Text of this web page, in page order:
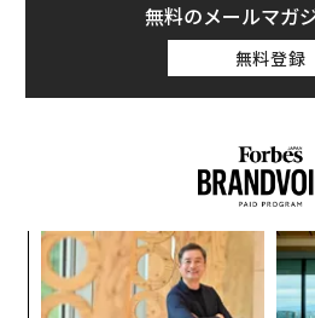
無料のメールマガ
無料登録